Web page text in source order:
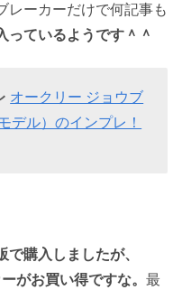
レーカーだけで何記事も
っているようです＾＾
オークリー ジョウブ
デル）のインプレ！
購入しましたが、
がお買い得ですな。 最